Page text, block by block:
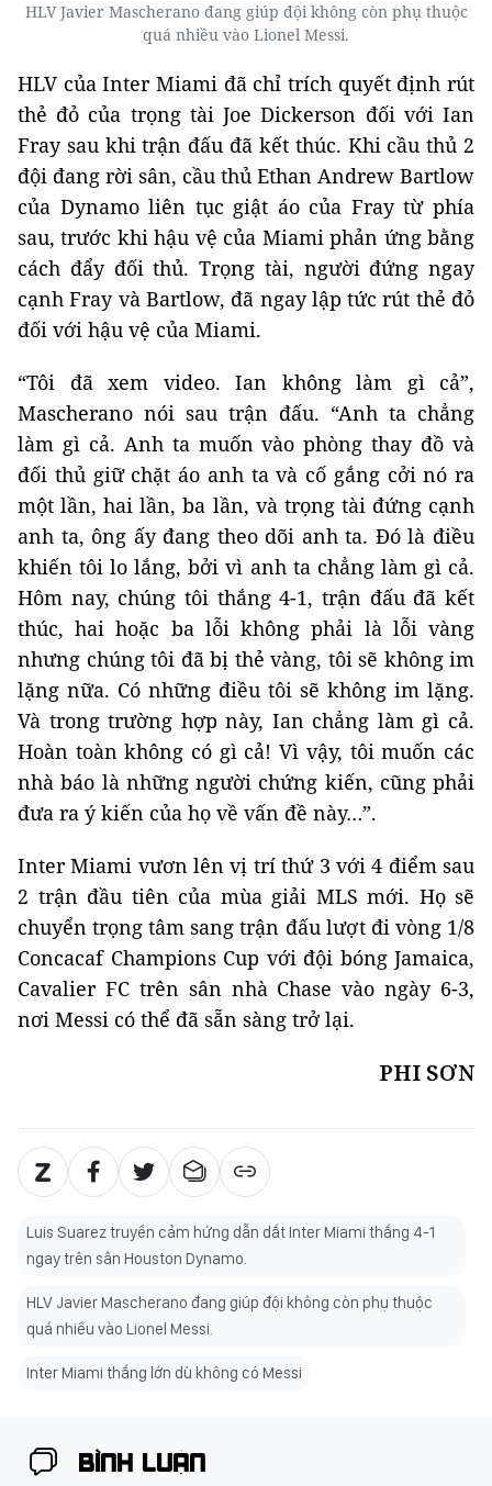
HLV Javier Mascherano đang giúp đội không còn phụ thuộc
quá nhiều vào Lionel Messi.
HLV của Inter Miami đã chỉ trích quyết định rút
thẻ đỏ của trọng tài Joe Dickerson đối với Ian
Fray sau khi trận đấu đã kết thúc. Khi cầu thủ 2
đội đang rời sân, cầu thủ Ethan Andrew Bartlow
của Dynamo liên tục giật áo của Fray từ phía
sau, trước khi hậu vệ của Miami phản ứng bằng
cách đẩy đối thủ. Trọng tài, người đứng ngay
cạnh Fray và Bartlow, đã ngay lập tức rút thẻ đỏ
đối với hậu vệ của Miami.
“Tôi đã xem video. Ian không làm gì cả”,
Mascherano nói sau trận đấu. “Anh ta chẳng
làm gì cả. Anh ta muốn vào phòng thay đồ và
đối thủ giữ chặt áo anh ta và cố gắng cởi nó ra
một lần, hai lần, ba lần, và trọng tài đứng cạnh
anh ta, ông ấy đang theo dõi anh ta. Đó là điều
khiến tôi lo lắng, bởi vì anh ta chẳng làm gì cả.
Hôm nay, chúng tôi thắng 4-1, trận đấu đã kết
thúc, hai hoặc ba lỗi không phải là lỗi vàng
nhưng chúng tôi đã bị thẻ vàng, tôi sẽ không im
lặng nữa. Có những điều tôi sẽ không im lặng.
Và trong trường hợp này, Ian chẳng làm gì cả.
Hoàn toàn không có gì cả! Vì vậy, tôi muốn các
nhà báo là những người chứng kiến, cũng phải
đưa ra ý kiến ​​của họ về vấn đề này…”.
Inter Miami vươn lên vị trí thứ 3 với 4 điểm sau
2 trận đầu tiên của mùa giải MLS mới. Họ sẽ
chuyển trọng tâm sang trận đấu lượt đi vòng 1/8
Concacaf Champions Cup với đội bóng Jamaica,
Cavalier FC trên sân nhà Chase vào ngày 6-3,
nơi Messi có thể đã sẵn sàng trở lại.
PHI SƠN
Luis Suarez truyền cảm hứng dẫn dắt Inter Miami thắng 4-1
ngay trên sân Houston Dynamo.
HLV Javier Mascherano đang giúp đội không còn phụ thuộc
quá nhiều vào Lionel Messi.
Inter Miami thắng lớn dù không có Messi
BÌNH LUẬN